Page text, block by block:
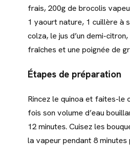
frais, 200g de brocolis
1 yaourt nature, 1 cuillère à
colza, le jus d’un demi-
fraîches et une poignée de
Étapes de préparation
Rincez le quinoa et faites-le
fois son volume d’eau
12 minutes. Cuisez les
la vapeur pendant 8